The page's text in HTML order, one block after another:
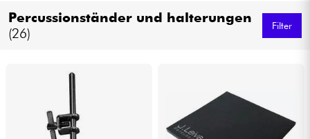
Verstärker & Effekte
Synths & samplers
Studio
Percussionständer und halterungen
(26)
Filter